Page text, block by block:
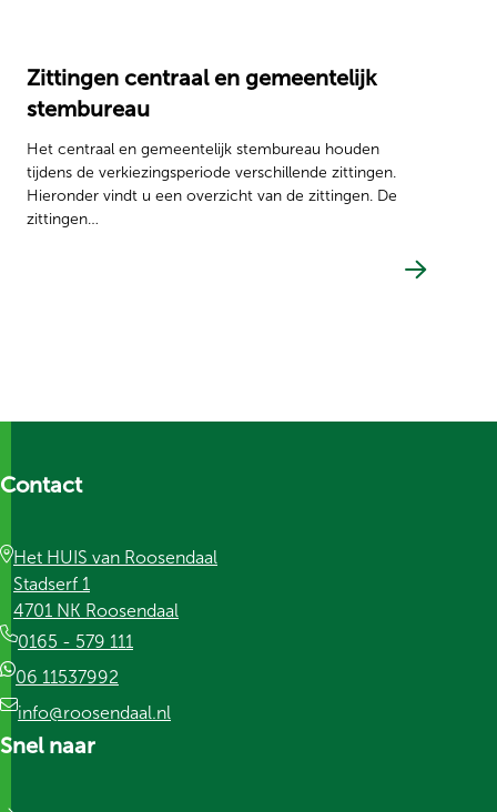
Zittingen centraal en gemeentelijk
stembureau
Het centraal en gemeentelijk stembureau houden
tijdens de verkiezingsperiode verschillende zittingen.
Hieronder vindt u een overzicht van de zittingen. De
zittingen…
Contact
Het HUIS van Roosendaal
Stadserf 1
4701 NK Roosendaal
0165 - 579 111
06 11537992
info@roosendaal.nl
Snel naar